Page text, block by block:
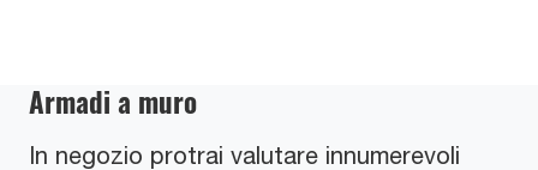
Armadi a muro
In negozio protrai valutare innumerevoli